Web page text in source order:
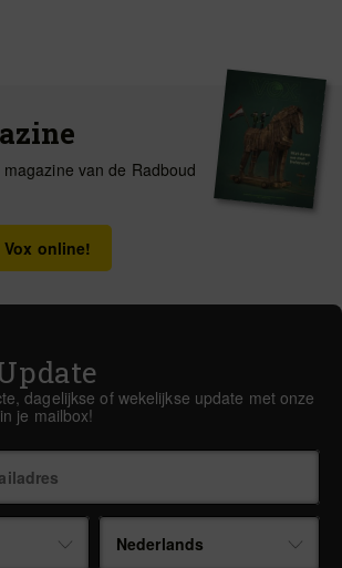
van de Radboud
online!
dagelijkse of wekelijkse update met onze
je mailbox!
Nederlands